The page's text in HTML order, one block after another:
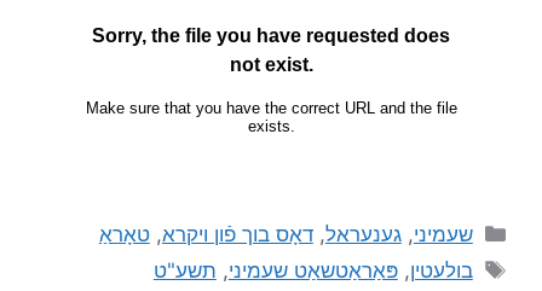
שעמיני,גענעראל,דאָס בוך פֿון ויקרא,טאָראַ
בולעטין,פּאַראַטשאַט שעמיני, תשע"ט